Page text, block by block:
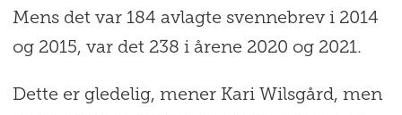
Mens det var 184 avlagte svennebrev i 2014
og 2015, var det 238 i årene 2020 og 2021.
Dette er gledelig, mener Kari Wilsgård, men